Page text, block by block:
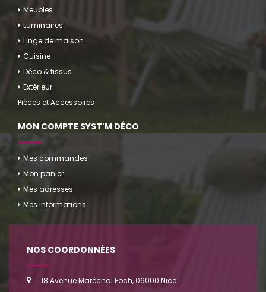
Meubles
Luminaires
Linge de maison
Cuisine
Déco & tissus
Extérieur
Pièces et Accessoires
MON COMPTE SYST'M DÉCO
Mes commandes
Mon panier
Mes adresses
Mes informations
NOS COORDONNÉES
18 Avenue Maréchal Foch, 06000 Nice